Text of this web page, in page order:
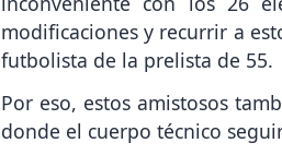
modificaciones y recurrir a
futbolista de la prelista de 55.
Por eso, estos amistosos
donde el cuerpo técnico